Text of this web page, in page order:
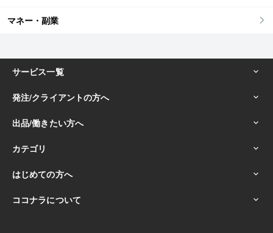
マネー・副業